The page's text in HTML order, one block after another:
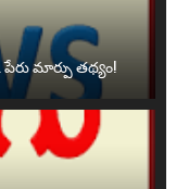
మార్పు తథ్యం!